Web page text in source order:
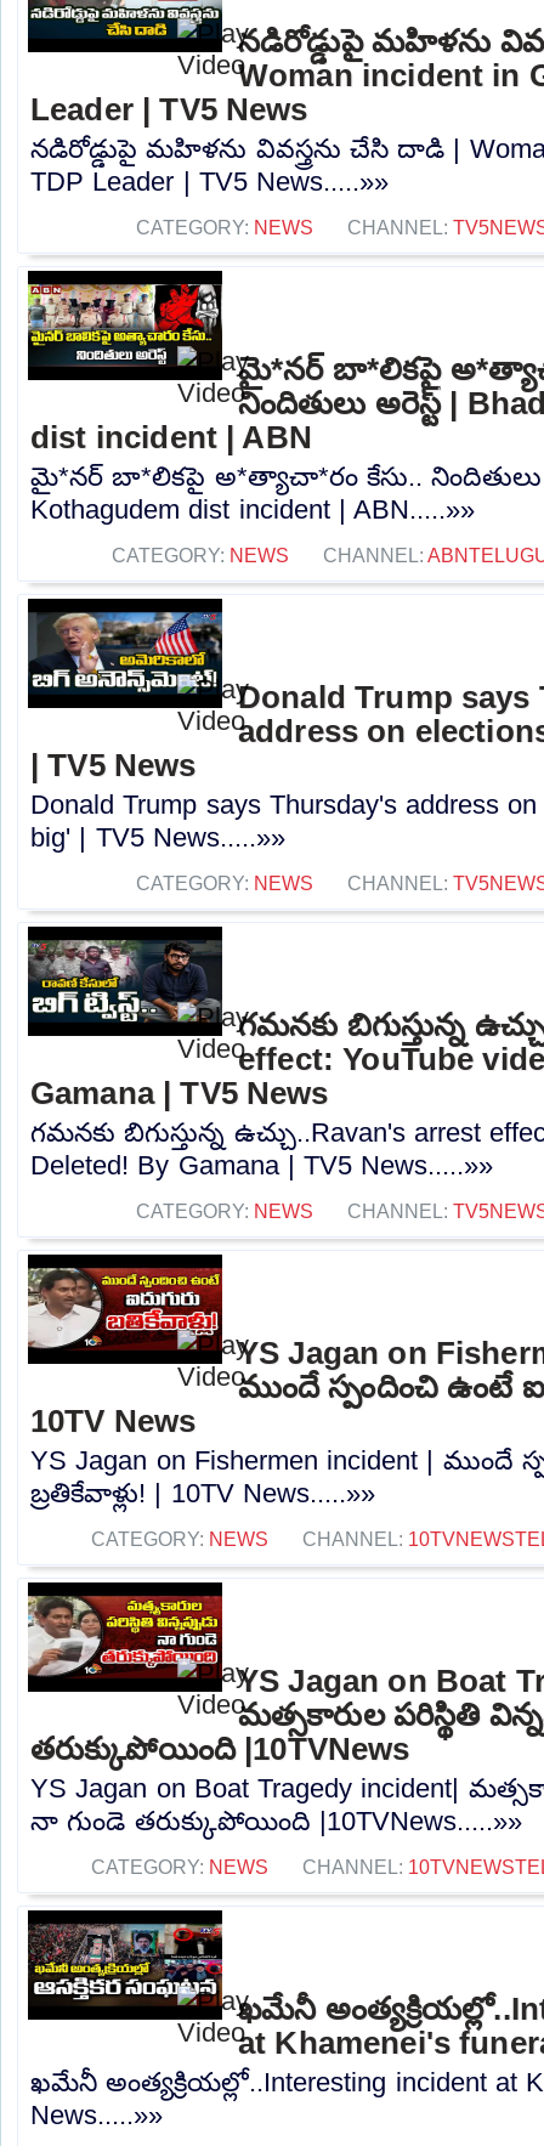
నడిరోడ్డుపై మహిళను
Woman incident in
Leader | TV5 News
నడిరోడ్డుపై మహిళను వివస్త్రను చేసి దాడి |
TDP Leader | TV5 News.....»»
CATEGORY: NEWS CHANNEL:
మై*నర్ బా*లికపై
నిందితులు అరెస్ట్ |
dist incident | ABN
మై*నర్ బా*లికపై అ*త్యాచా*రం కేసు.. నిందితులు
Kothagudem dist incident | ABN.....»»
CATEGORY: NEWS CHANNEL:
Donald Trump says
address on
| TV5 News
Donald Trump says Thursday's address
big' | TV5 News.....»»
CATEGORY: NEWS CHANNEL:
గమనకు బిగుస్తున్న
effect: YouTube
Gamana | TV5 News
గమనకు బిగుస్తున్న ఉచ్చు..Ravan's arrest
Deleted! By Gamana | TV5 News.....»»
CATEGORY: NEWS CHANNEL:
YS Jagan on
ముందే స్పందించి ఉంటే
10TV News
YS Jagan on Fishermen incident | ముందే
బ్రతికేవాళ్లు! | 10TV News.....»»
CATEGORY: NEWS CHANNEL:
YS Jagan on Boat
మత్సకారుల పరిస్థితి
తరుక్కుపోయింది |10TVNews
YS Jagan on Boat Tragedy incident|
నా గుండె తరుక్కుపోయింది |10TVNews.....»»
CATEGORY: NEWS CHANNEL:
ఖమేనీ
at Khamenei's
ఖమేనీ అంత్యక్రియల్లో..Interesting incident at
News.....»»